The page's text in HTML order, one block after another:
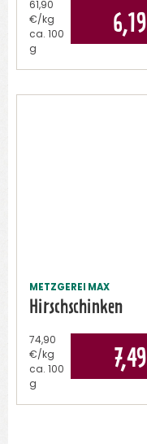
6,19
61,90
€/kg
ca.
100
g
METZGEREI MAX
Hirschschinken
7,49
74,90
€/kg
ca.
100
g